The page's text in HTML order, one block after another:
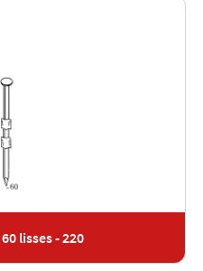
lisses - 220